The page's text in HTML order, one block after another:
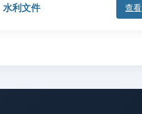
水利文件 查看